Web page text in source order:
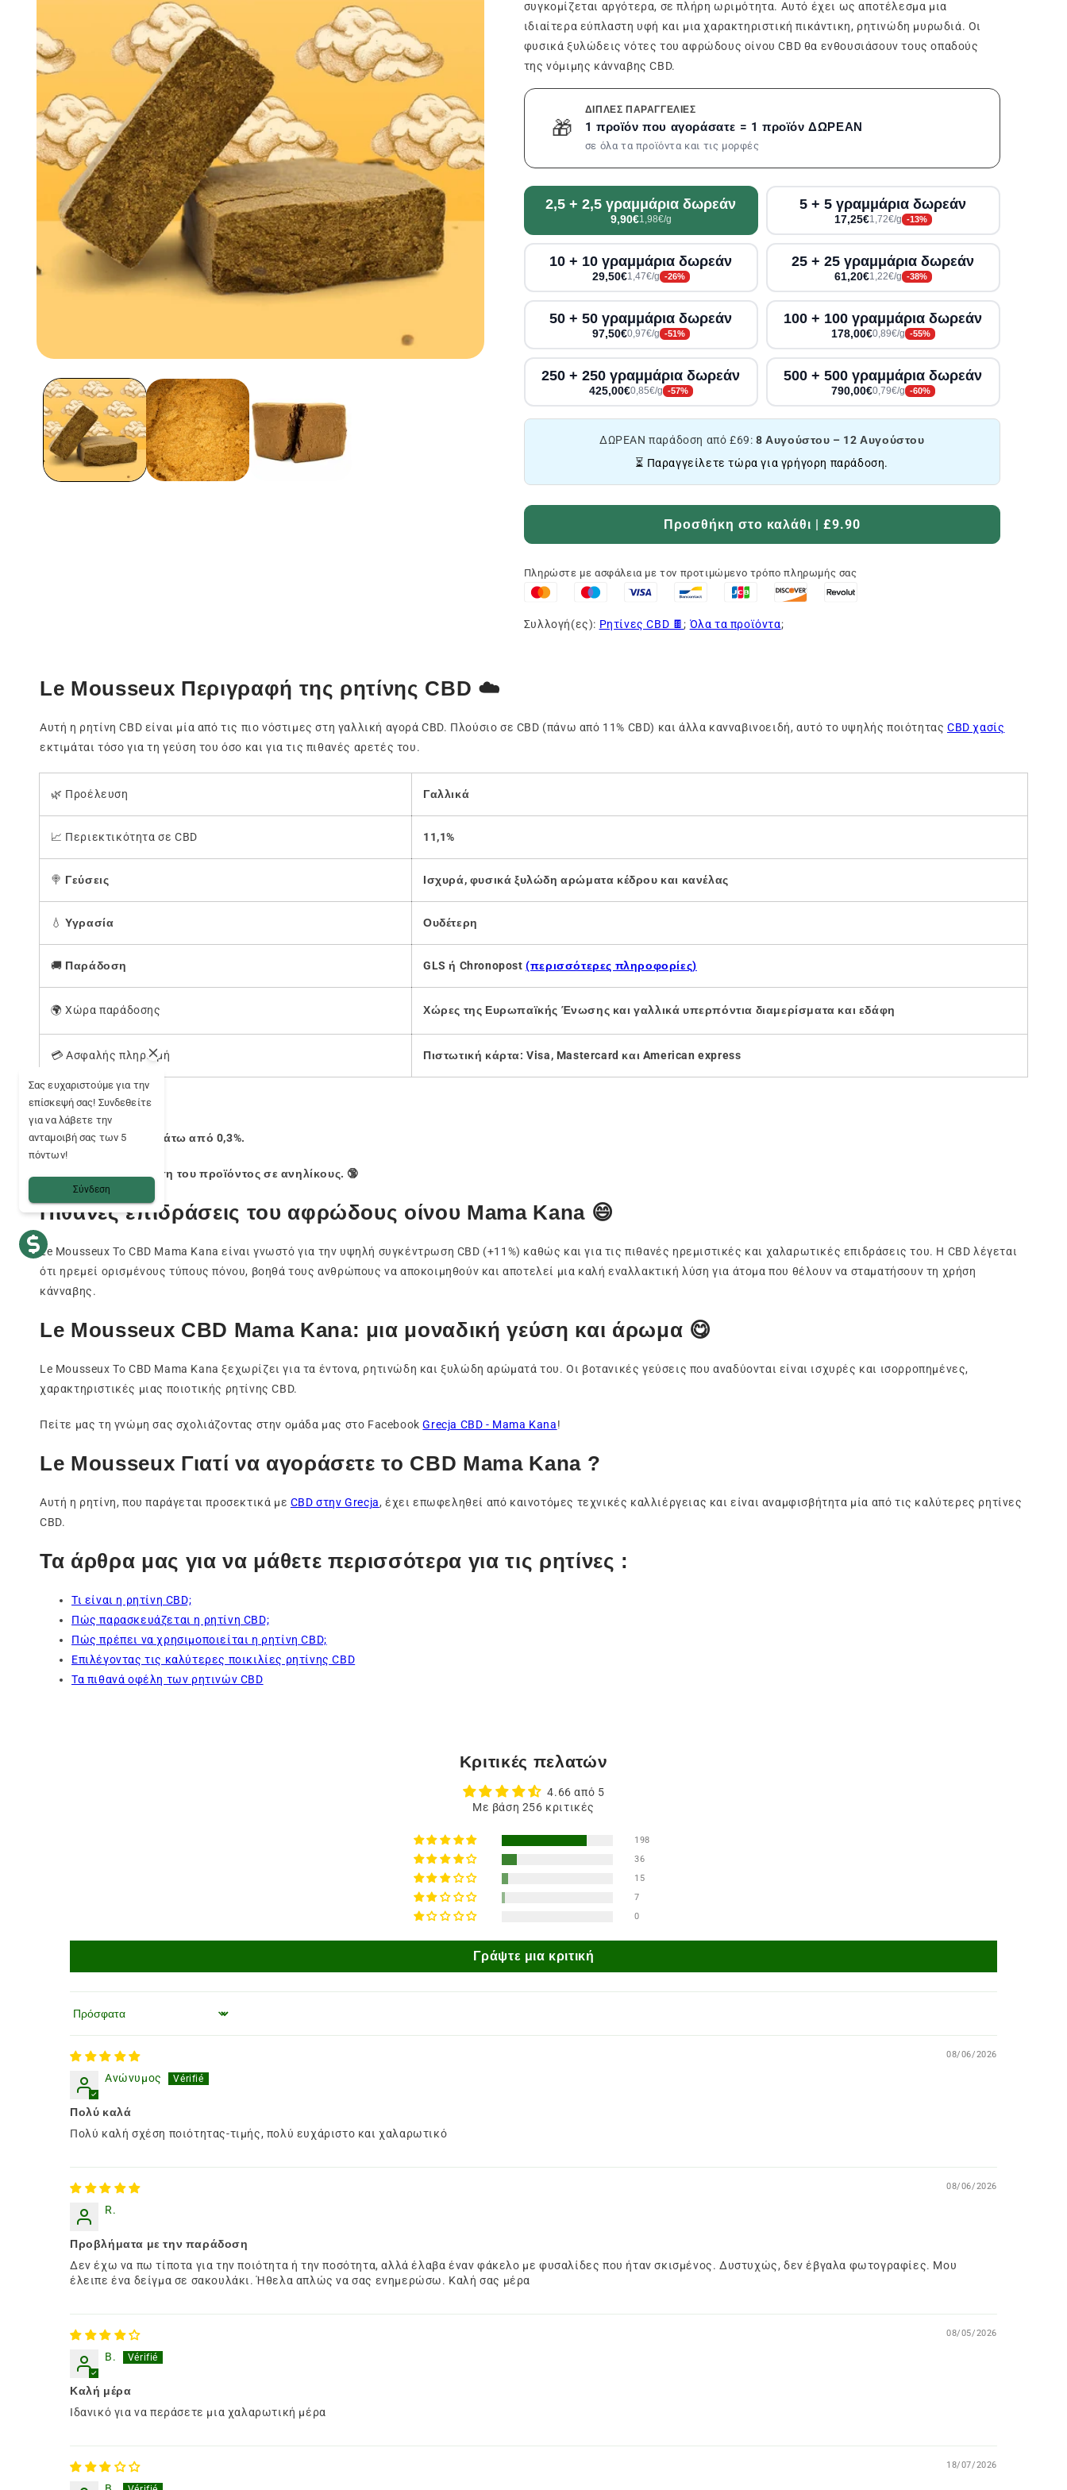
μέσων
ενημέρωσης
σε
ένα
modal
παράθυρο
συγκομίζεται αργότερα, σε πλήρη ωριμότητα. Αυτό έχει ως αποτέλεσμα μια
ιδιαίτερα εύπλαστη υφή και μια χαρακτηριστική πικάντικη, ρητινώδη μυρωδιά. Οι
φυσικά ξυλώδεις νότες του αφρώδους οίνου CBD θα ενθουσιάσουν τους οπαδούς
της νόμιμης κάνναβης CBD.
🎁
ΔΙΠΛΈΣ ΠΑΡΑΓΓΕΛΊΕΣ
1 προϊόν που αγοράσατε = 1 προϊόν ΔΩΡΕΑΝ
σε όλα τα προϊόντα και τις μορφές
2,5 + 2,5 γραμμάρια δωρεάν
9,90€1,98€/g
5 + 5 γραμμάρια δωρεάν
17,25€1,72€/g -13%
10 + 10 γραμμάρια δωρεάν
29,50€1,47€/g -26%
25 + 25 γραμμάρια δωρεάν
61,20€1,22€/g -38%
50 + 50 γραμμάρια δωρεάν
97,50€0,97€/g -51%
100 + 100 γραμμάρια δωρεάν
178,00€0,89€/g -55%
250 + 250 γραμμάρια δωρεάν
425,00€0,85€/g -57%
500 + 500 γραμμάρια δωρεάν
790,00€0,79€/g -60%
ΔΩΡΕΑΝ παράδοση από £69: 8 Αυγούστου – 12 Αυγούστου
⏳ Παραγγείλετε τώρα για γρήγορη παράδοση.
Προσθήκη στο καλάθι | £9.90
Πληρώστε με ασφάλεια με τον προτιμώμενο τρόπο πληρωμής σας
Συλλογή(ες): Ρητίνες CBD 🍫; Όλα τα προϊόντα;
Le Mousseux Περιγραφή της ρητίνης CBD ☁️
Αυτή η ρητίνη CBD είναι μία από τις πιο νόστιμες στη γαλλική αγορά CBD. Πλούσιο σε CBD (πάνω από 11% CBD) και άλλα κανναβινοειδή, αυτό το υψηλής ποιότητας CBD χασίς
εκτιμάται τόσο για τη γεύση του όσο και για τις πιθανές αρετές του.
🌿 Προέλευση Γαλλικά
📈 Περιεκτικότητα σε CBD 11,1%
🍭 Γεύσεις Ισχυρά, φυσικά ξυλώδηαρώματα κέδρου και κανέλας
💧Υγρασία Ουδέτερη
🚚 Παράδοση GLS ή Chronopost (περισσότερες πληροφορίες)
🌍 Χώρα παράδοσης Χώρες της Ευρωπαϊκής Ένωσης και γαλλικά υπερπόντια διαμερίσματα και εδάφη
💳 Ασφαλής πληρωμή Πιστωτική κάρτα: Visa, Mastercard και American express
Περιεκτικότητα THC κάτω από 0,3%.
Απαγορεύεται η χρήση του προϊόντος σε ανηλίκους. 🔞
Πιθανές επιδράσεις του αφρώδους οίνου Mama Kana 😄
Le Mousseux Το CBD Mama Kana είναι γνωστό για την υψηλή συγκέντρωση CBD (+11%) καθώς και για τις πιθανές ηρεμιστικές και χαλαρωτικές επιδράσεις του. Η CBD λέγεται
ότι ηρεμεί ορισμένους τύπους πόνου, βοηθά τους ανθρώπους να αποκοιμηθούν και αποτελεί μια καλή εναλλακτική λύση για άτομα που θέλουν να σταματήσουν τη χρήση
κάνναβης.
Le Mousseux CBD Mama Kana: μια μοναδική γεύση και άρωμα 😋
Le Mousseux Το CBD Mama Kana ξεχωρίζει για τα έντονα, ρητινώδη και ξυλώδη αρώματά του. Οι βοτανικές γεύσεις που αναδύονται είναι ισχυρές και ισορροπημένες,
χαρακτηριστικές μιας ποιοτικής ρητίνης CBD.
Πείτε μας τη γνώμη σας σχολιάζοντας στην ομάδα μας στο FacebookGrecja CBD - Mama Kana!
Le Mousseux Γιατί να αγοράσετε το CBD Mama Kana ?
Αυτή η ρητίνη, που παράγεται προσεκτικά με CBD στην Grecja, έχει επωφεληθεί από καινοτόμες τεχνικές καλλιέργειας και είναι αναμφισβήτητα μία από τις καλύτερες ρητίνες
CBD.
Τα άρθρα μας για να μάθετε περισσότερα για τις ρητίνες :
Τι είναι η ρητίνη CBD;
Πώς παρασκευάζεται η ρητίνη CBD;
Πώς πρέπει να χρησιμοποιείται η ρητίνη CBD;
Επιλέγοντας τις καλύτερες ποικιλίες ρητίνης CBD
Τα πιθανά οφέλη των ρητινών CBD
Κριτικές πελατών
4.66 από 5
Με βάση 256 κριτικές
198
36
15
7
0
Γράψτε μια κριτική
Ταξινόμηση κατά
08/06/2026
Ανώνυμος
Πολύ καλά
Πολύ καλή σχέση ποιότητας-τιμής, πολύ ευχάριστο και χαλαρωτικό
08/06/2026
R.
Προβλήματα με την παράδοση
Δεν έχω να πω τίποτα για την ποιότητα ή την ποσότητα, αλλά έλαβα έναν φάκελο με φυσαλίδες που ήταν σκισμένος. Δυστυχώς, δεν έβγαλα φωτογραφίες. Μου
έλειπε ένα δείγμα σε σακουλάκι. Ήθελα απλώς να σας ενημερώσω. Καλή σας μέρα
08/05/2026
B.
Καλή μέρα
Ιδανικό για να περάσετε μια χαλαρωτική μέρα
18/07/2026
Σας ευχαριστούμε για την
επίσκεψή σας! Συνδεθείτε
για να λάβετε την
ανταμοιβή σας των 5
πόντων!
Σύνδεση